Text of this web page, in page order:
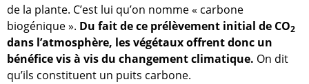
de la plante. C’est lui qu’on nomme « carbone
biogénique ». Du fait de ce prélèvement initial de CO2
dans l’atmosphère, les végétaux offrent donc un
bénéfice vis à vis du changement climatique. On dit
qu’ils constituent un puits carbone.